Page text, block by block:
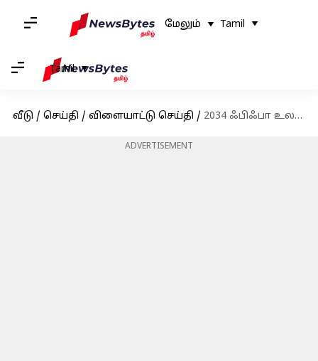
மேலும் Tamil
Tamil
வீடு / செய்தி / விளையாட்டு செய்தி / 2034 ஃபிஃபா உலகக்கோப்பையை சவுதி அரேபியா நடத்த ஒப்புதல் வழங்கப்பட்டது
ADVERTISEMENT